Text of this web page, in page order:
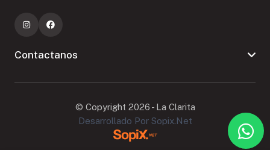
Contactanos
© Copyright 2026 - La Clarita
Desarrollado Por Sopix.net